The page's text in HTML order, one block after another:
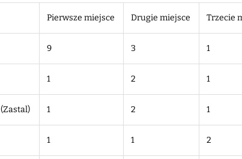
Pierwsze miejsce Drugie miejsce Trzecie
9 3 1
1 2 1
(Zastal) 1 2 1
1 1 2